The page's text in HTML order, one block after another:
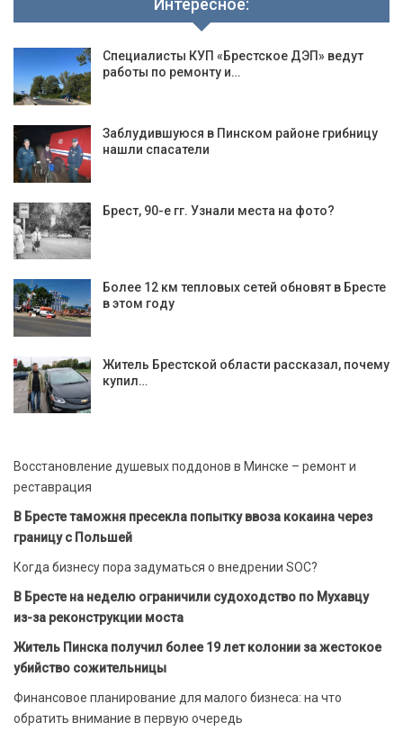
Интересное:
Специалисты КУП «Брестское ДЭП» ведут
работы по ремонту и…
Заблудившуюся в Пинском районе грибницу
нашли спасатели
Брест, 90-е гг. Узнали места на фото?
Более 12 км тепловых сетей обновят в Бресте
в этом году
Житель Брестской области рассказал, почему
купил…
Восстановление душевых поддонов в Минске – ремонт и
реставрация
В Бресте таможня пресекла попытку ввоза кокаина через
границу с Польшей
Когда бизнесу пора задуматься о внедрении SOC?
В Бресте на неделю ограничили судоходство по Мухавцу
из-за реконструкции моста
Житель Пинска получил более 19 лет колонии за жестокое
убийство сожительницы
Финансовое планирование для малого бизнеса: на что
обратить внимание в первую очередь